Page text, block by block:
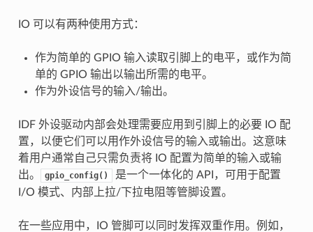
IO 可以有两种使用方式：
作为简单的 GPIO 输入读取引脚上的电平，或作为简
单的 GPIO 输出以输出所需的电平。
作为外设信号的输入/输出。
IDF 外设驱动内部会处理需要应用到引脚上的必要 IO 配
置，以便它们可以用作外设信号的输入或输出。这意味
着用户通常自己只需负责将 IO 配置为简单的输入或输
出。
gpio_config()
是一个一体化的 API，可用于配置
I/O 模式、内部上拉/下拉电阻等管脚设置。
在一些应用中，IO 管脚可以同时发挥双重作用。例如，